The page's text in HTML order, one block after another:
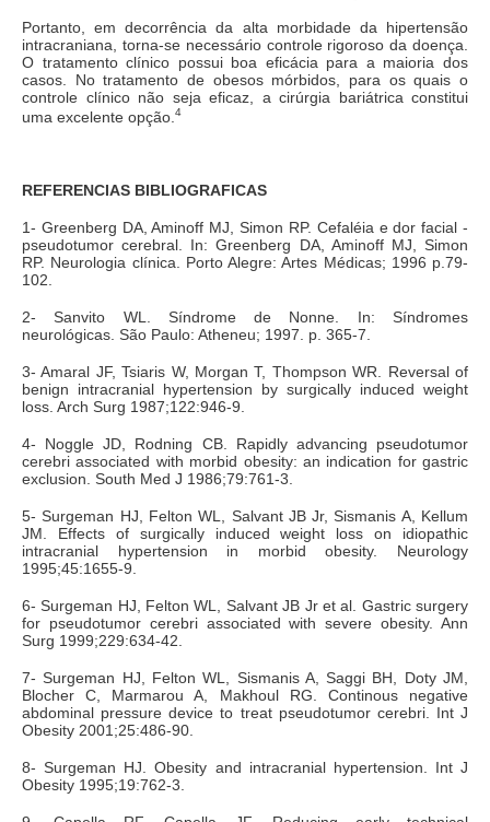
Portanto, em decorrência da alta morbidade da hipertensão
intracraniana, torna-se necessário controle rigoroso da doença.
O tratamento clínico possui boa eficácia para a maioria dos
casos. No tratamento de obesos mórbidos, para os quais o
controle clínico não seja eficaz, a cirúrgia bariátrica constitui
uma excelente opção. 4
REFERENCIAS BIBLIOGRAFICAS
1- Greenberg DA, Aminoff MJ, Simon RP. Cefaléia e dor facial -
pseudotumor cerebral. In: Greenberg DA, Aminoff MJ, Simon
RP. Neurologia clínica. Porto Alegre: Artes Médicas; 1996 p.79-
102.
2- Sanvito WL. Síndrome de Nonne. In: Síndromes
neurológicas. São Paulo: Atheneu; 1997. p. 365-7.
3- Amaral JF, Tsiaris W, Morgan T, Thompson WR. Reversal of
benign intracranial hypertension by surgically induced weight
loss. Arch Surg 1987;122:946-9.
4- Noggle JD, Rodning CB. Rapidly advancing pseudotumor
cerebri associated with morbid obesity: an indication for gastric
exclusion. South Med J 1986;79:761-3.
5- Surgeman HJ, Felton WL, Salvant JB Jr, Sismanis A, Kellum
JM. Effects of surgically induced weight loss on idiopathic
intracranial hypertension in morbid obesity. Neurology
1995;45:1655-9.
6- Surgeman HJ, Felton WL, Salvant JB Jr et al. Gastric surgery
for pseudotumor cerebri associated with severe obesity. Ann
Surg 1999;229:634-42.
7- Surgeman HJ, Felton WL, Sismanis A, Saggi BH, Doty JM,
Blocher C, Marmarou A, Makhoul RG. Continous negative
abdominal pressure device to treat pseudotumor cerebri. Int J
Obesity 2001;25:486-90.
8- Surgeman HJ. Obesity and intracranial hypertension. Int J
Obesity 1995;19:762-3.